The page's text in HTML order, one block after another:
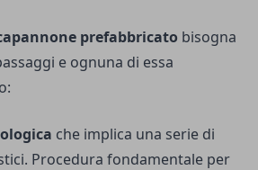
prefabbricato bisogna
e ognuna di essa
che implica una serie di
Procedura fondamentale per